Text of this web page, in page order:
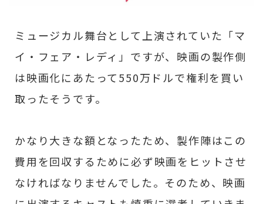
ミュージカル舞台として上演されていた「マ
イ・フェア・レディ」ですが、映画の製作側
は映画化にあたって550万ドルで権利を買い
取ったそうです。
かなり大きな額となったため、製作陣はこの
費用を回収するために必ず映画をヒットさせ
なければなりませんでした。そのため、映画